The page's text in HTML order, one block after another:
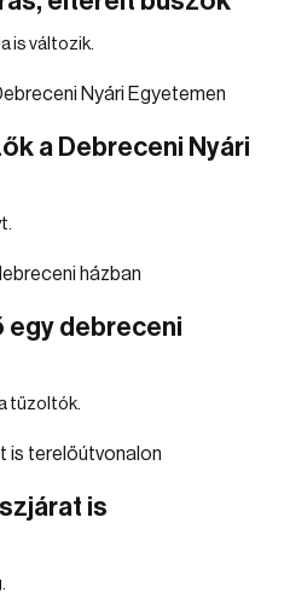
is változik.
a Debreceni Nyári
egy debreceni
tűzoltók.
is